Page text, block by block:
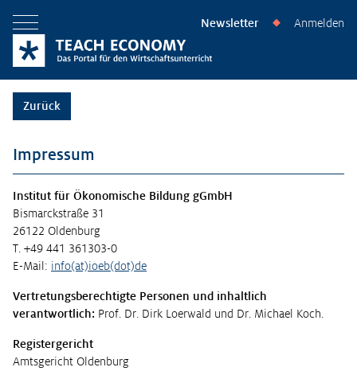
Menü öffnen Newsletter ◆ Anmelden
Zurück
Impressum
Institut für Ökonomische Bildung gGmbH
Bismarckstraße 31
26122 Oldenburg
T. +49 441 361303-0
E-Mail: info(at)ioeb(dot)de
Vertretungsberechtigte Personen und inhaltlich
verantwortlich: Prof. Dr. Dirk Loerwald und Dr. Michael Koch.
Registergericht
Amtsgericht Oldenburg